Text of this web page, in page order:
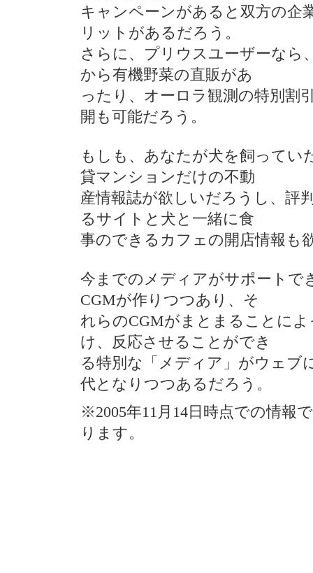
キャンペーンがあると双方の企
リットがあるだろう。
さらに、プリウスユーザーなら
から有機野菜の直販があ
ったり、オーロラ観測の特別割
開も可能だろう。
もしも、あなたが犬を飼ってい
貸マンションだけの不動
産情報誌が欲しいだろうし、評
るサイトと犬と一緒に食
事のできるカフェの開店情報も
今までのメディアがサポートで
CGMが作りつつあり、そ
れらのCGMがまとまることに
け、反応させることができ
る特別な「メディア」がウェブ
代となりつつあるだろう。
※2005年11月14日時点での情報
ります。